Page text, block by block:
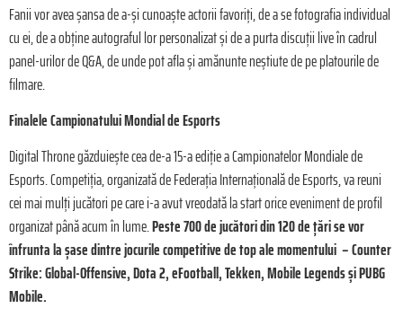
Fanii vor avea șansa de a-și cunoaște actorii favoriți, de a se fotografia individual
cu ei, de a obține autograful lor personalizat și de a purta discuții live în cadrul
panel-urilor de Q&A, de unde pot afla și amănunte neștiute de pe platourile de
filmare.
Finalele Campionatului Mondial de Esports
Digital Throne găzduiește cea de-a 15-a ediție a Campionatelor Mondiale de
Esports. Competiția, organizată de Federația Internațională de Esports, va reuni
cei mai mulți jucători pe care i-a avut vreodată la start orice eveniment de profil
organizat până acum în lume.Peste 700 de jucători din 120 de țări se vor
înfrunta la șase dintre jocurile competitive de top ale momentului – Counter
Strike: Global-Offensive, Dota 2, eFootball, Tekken, Mobile Legends și PUBG
Mobile.